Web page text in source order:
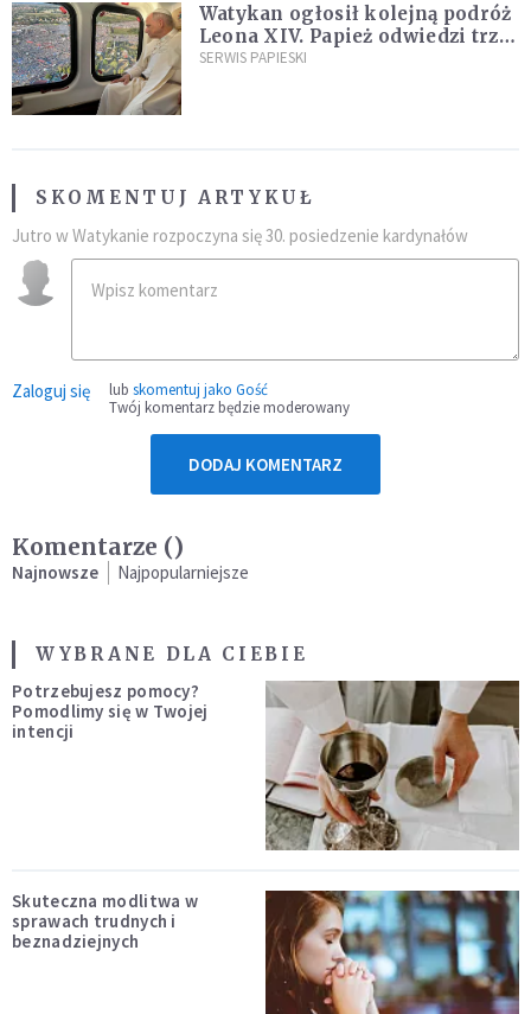
Watykan ogłosił kolejną podróż
Leona XIV. Papież odwiedzi trzy
kraje Ameryki Południowej
SERWIS PAPIESKI
SKOMENTUJ ARTYKUŁ
Jutro w Watykanie rozpoczyna się 30. posiedzenie kardynałów
Zaloguj się lub skomentuj jako Gość
Twój komentarz będzie moderowany
DODAJ KOMENTARZ
Komentarze ()
Najnowsze Najpopularniejsze
WYBRANE DLA CIEBIE
Potrzebujesz pomocy?
Pomodlimy się w Twojej
intencji
Skuteczna modlitwa w
sprawach trudnych i
beznadziejnych